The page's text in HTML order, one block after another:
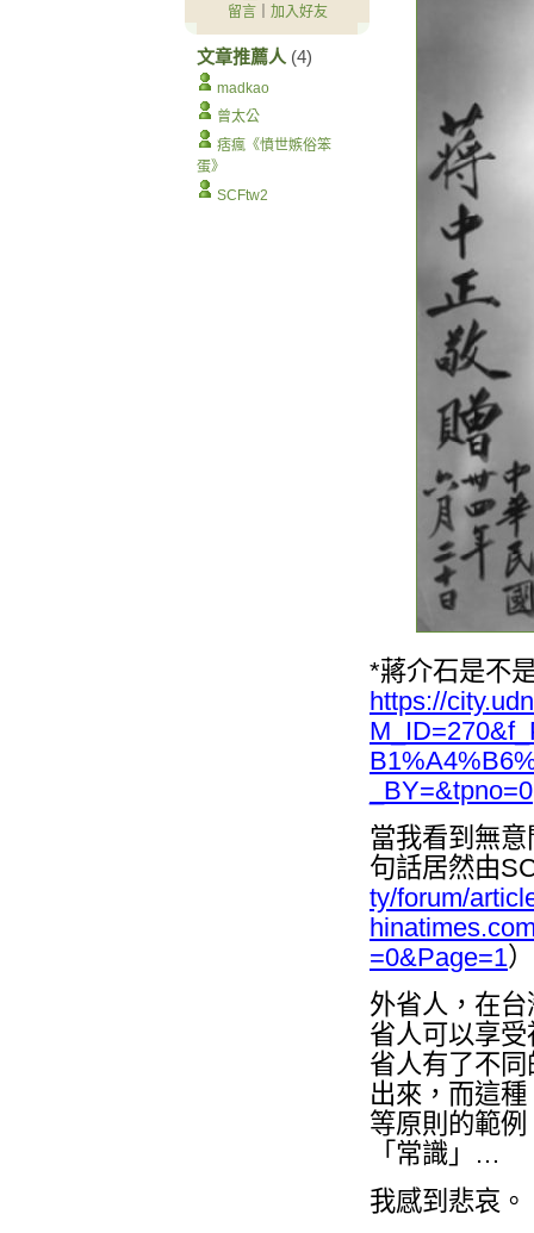
留言｜ 加入好友
文章推薦人 (4)
madkao
曾太公
痞瘋《憤世嫉俗笨
蛋》
SCFtw2
*蔣介石是不
https://
_BY=&tpno=0
當我看到無
句話居然由
ty/forum/
=0&Page=1）
外省人，在
省人可以享
省人有了不
出來，而這
等原則的範
「常識」…
我感到悲哀。